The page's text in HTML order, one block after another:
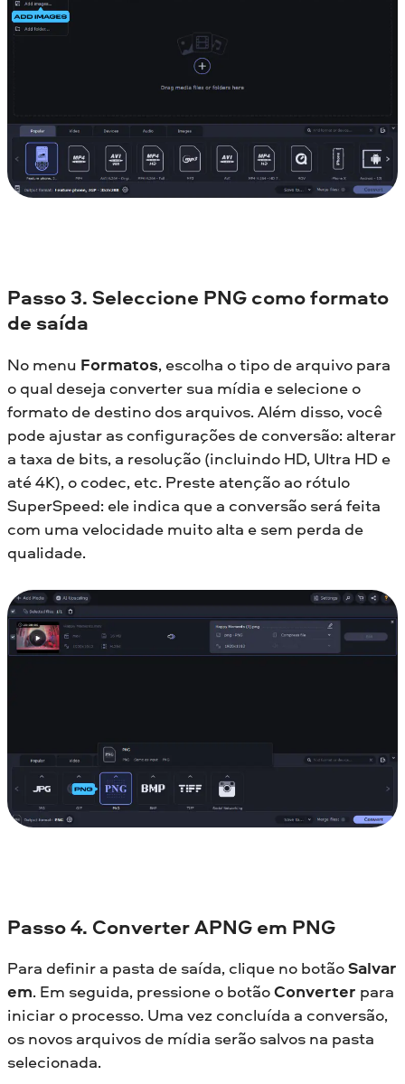
Passo 3. Seleccione PNG como formato
de saída
No menu Formatos, escolha o tipo de arquivo para
o qual deseja converter sua mídia e selecione o
formato de destino dos arquivos. Além disso, você
pode ajustar as configurações de conversão: alterar
a taxa de bits, a resolução (incluindo HD, Ultra HD e
até 4K), o codec, etc. Preste atenção ao rótulo
SuperSpeed: ele indica que a conversão será feita
com uma velocidade muito alta e sem perda de
qualidade.
Passo 4. Converter APNG em PNG
Para definir a pasta de saída, clique no botãoSalvar
em. Em seguida, pressione o botãoConverter para
iniciar o processo. Uma vez concluída a conversão,
os novos arquivos de mídia serão salvos na pasta
selecionada.